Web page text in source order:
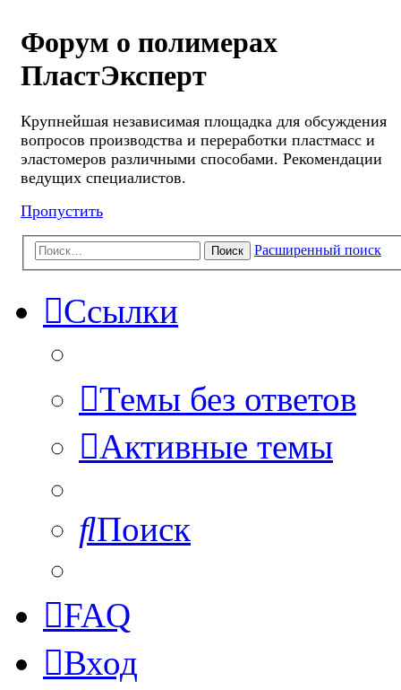
Форум о полимерах
ПластЭксперт
Крупнейшая независимая площадка для обсуждения
вопросов производства и переработки пластмасс и
эластомеров различными способами. Рекомендации
ведущих специалистов.
Пропустить
Поиск Расширенный поиск
Ссылки
Темы без ответов
Активные темы
Поиск
FAQ
Вход